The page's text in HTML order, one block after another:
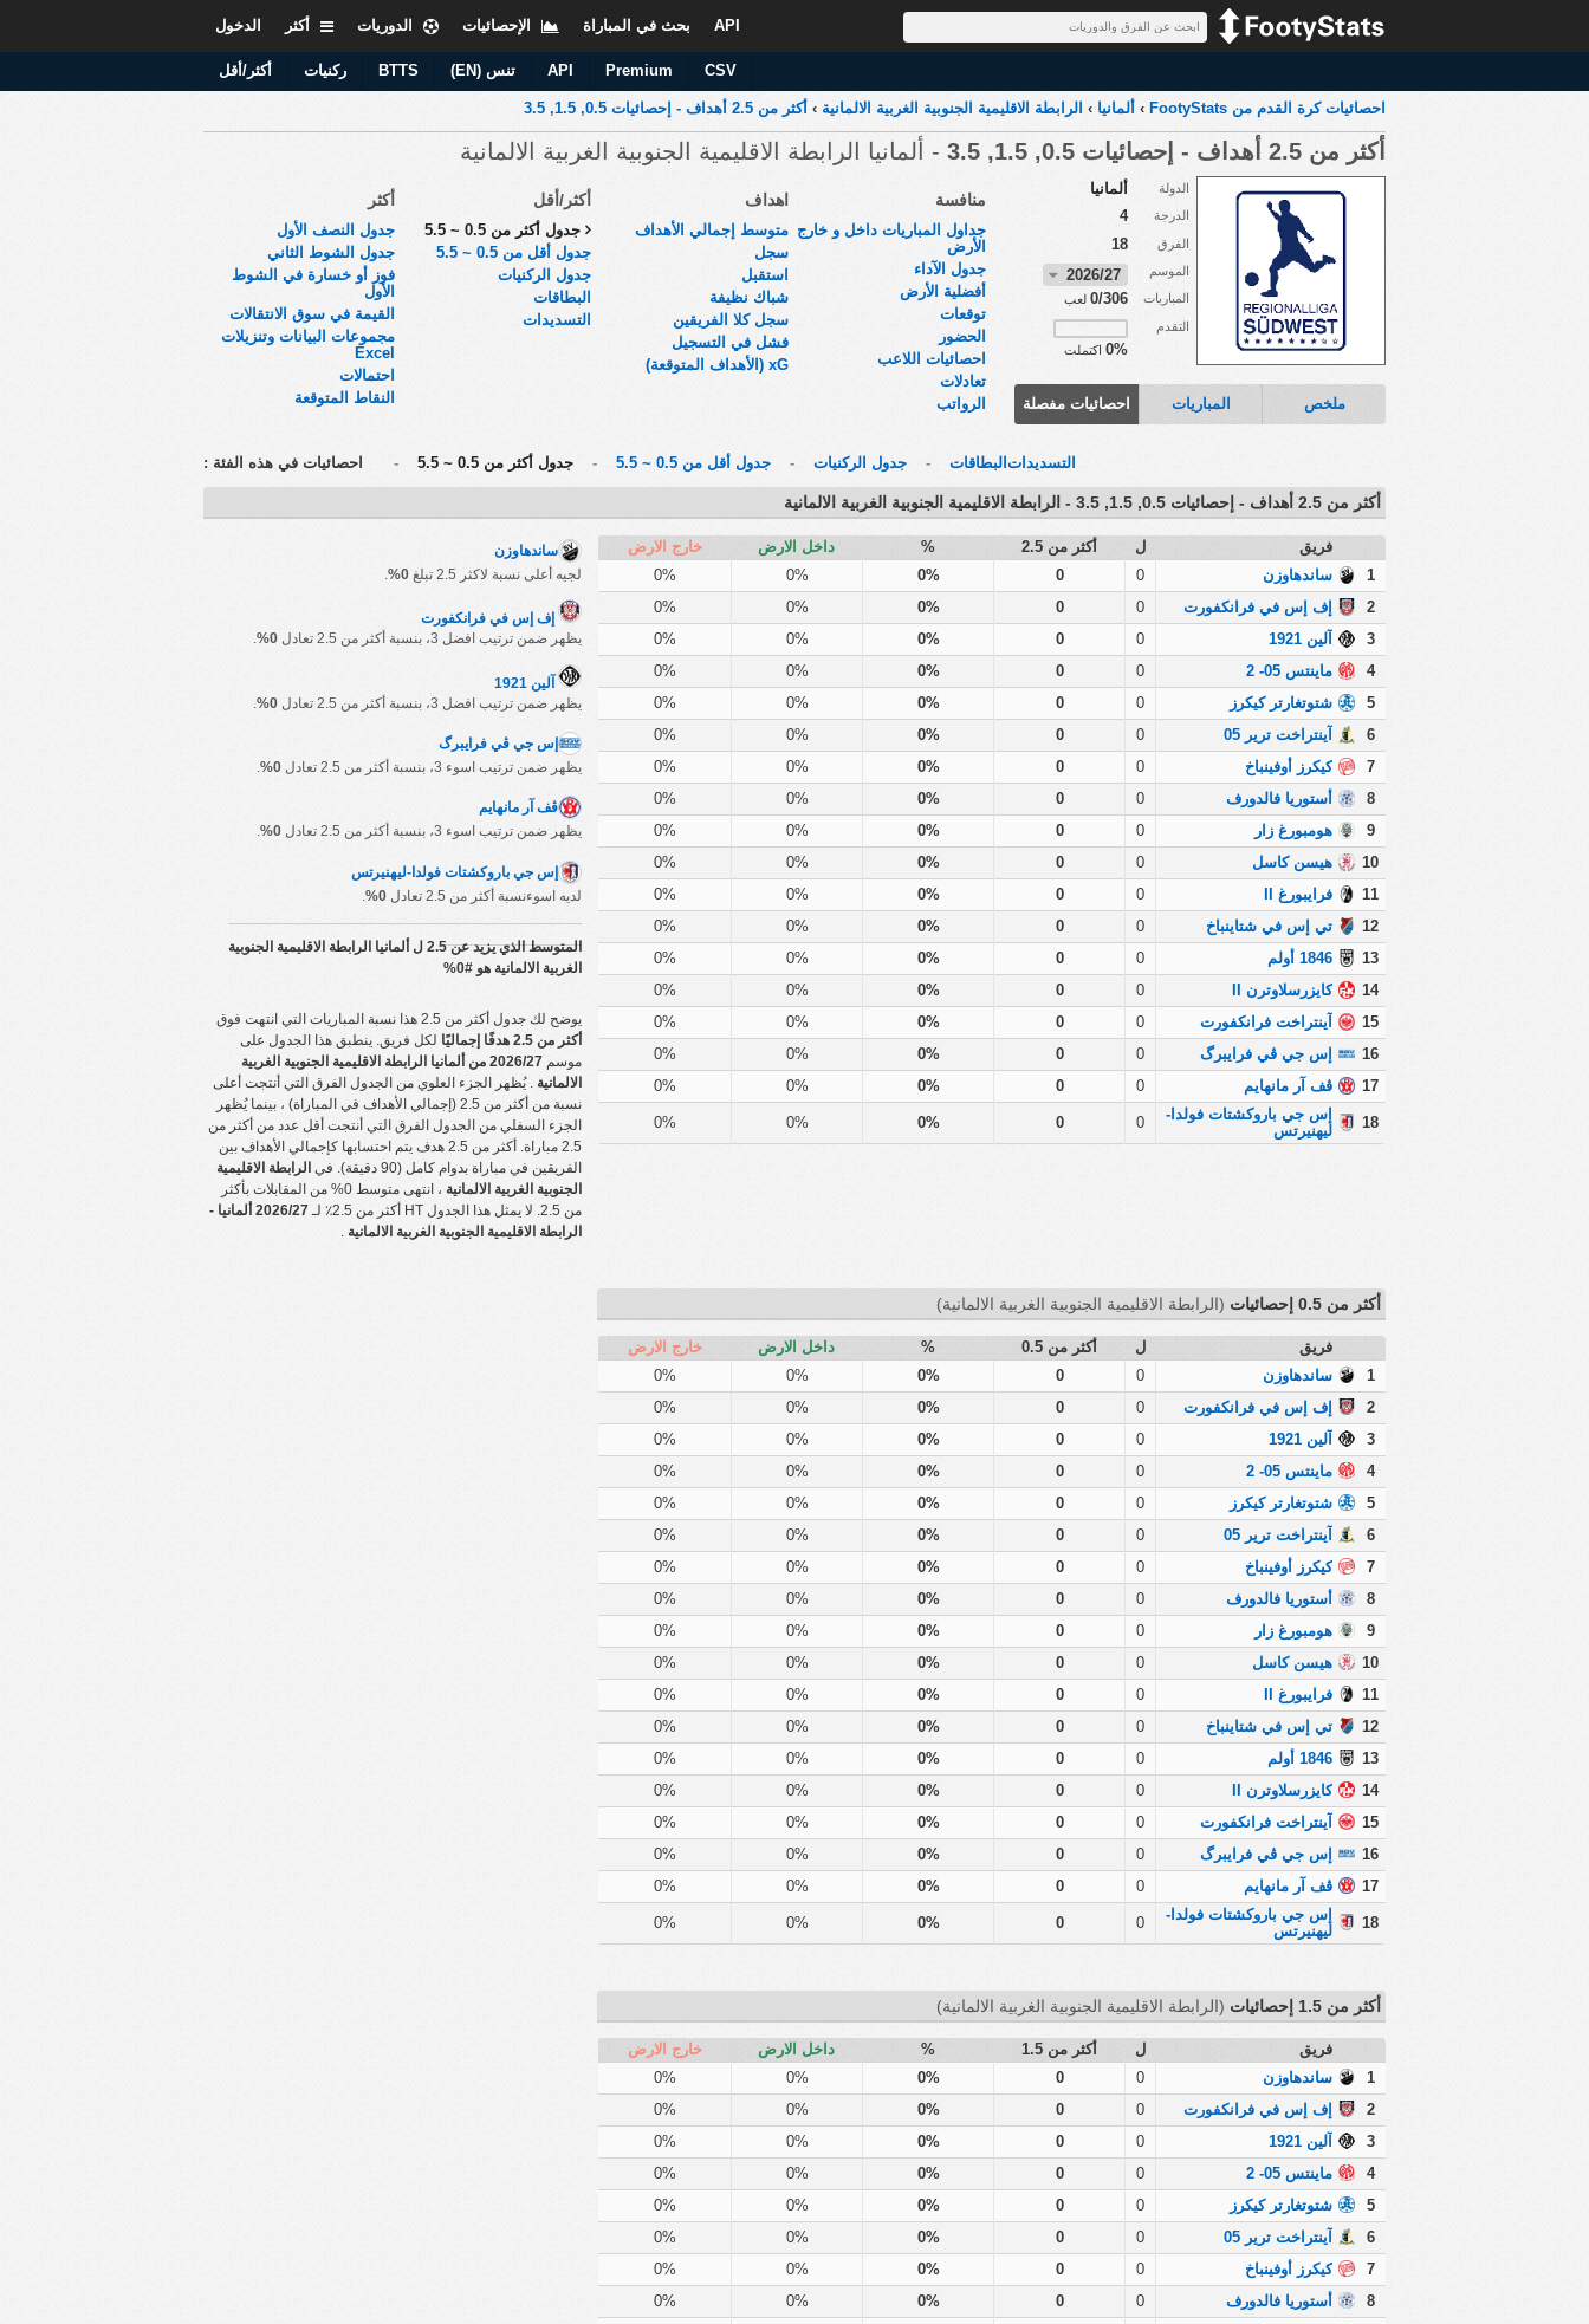
الدخول أكثر الدوريات الإحصائيات بحث في المباراة API
أكثر/أقل ركنيات BTTS تنس (EN) API Premium CSV
احصائيات كرة القدم من FootyStats › ألمانيا › الرابطة الاقليمية الجنوبية الغربية الالمانية › أكثر من 2.5 أهداف - إحصائيات 0.5, 1.5, 3.5
أكثر من 2.5 أهداف - إحصائيات 0.5, 1.5, 3.5 - ألمانيا الرابطة الاقليمية الجنوبية الغربية الالمانية
الدولة ألمانيا
الدرجة 4
الفرق 18
الموسم 2026/27
المباريات 0/306لعب
التقدم
0%اكتملت
احصائيات مفصلة المباريات ملخص
منافسة
جداول المباريات داخل و خارج
الأرض
جدول الآداء
أفضلية الأرض
توقعات
الحضور
احصائيات اللاعب
تعادلات
الرواتب
اهداف
متوسط إجمالي الأهداف
سجل
استقبل
شباك نظيفة
سجل كلا الفريقين
فشل في التسجيل
xG (الأهداف المتوقعة)
أكثر/أقل
جدول أكثر من 0.5 ~ 5.5
جدول أقل من 0.5 ~ 5.5
جدول الركنيات
البطاقات
التسديدات
أكثر
جدول النصف الأول
جدول الشوط الثاني
فوز أو خسارة في الشوط
الأول
القيمة في سوق الانتقالات
مجموعات البيانات وتنزيلات
Excel
احتمالات
النقاط المتوقعة
احصائيات في هذه الفئة : جدول أكثر من 0.5 ~ 5.5 - جدول أقل من 0.5 ~ 5.5 - جدول الركنيات - البطاقات - التسديدات
أكثر من 2.5 أهداف - إحصائيات 0.5, 1.5, 3.5 - الرابطة الاقليمية الجنوبية الغربية الالمانية
فريق ل أكثر من 2.5 % داخل الارض
خارج الارض
1
ساندهاوزن 0
0
0%
0%
0%
2
إف إس في فرانكفورت 0
0
0%
0%
0%
3
آلين 1921 0
0
0%
0%
0%
4
ماينتس 05- 2 0
0
0%
0%
0%
5
شتوتغارتر كيكرز 0
0
0%
0%
0%
6
آينتراخت ترير 05 0
0
0%
0%
0%
7
كيكرز أوفينباخ 0
0
0%
0%
0%
8
أستوريا فالدورف 0
0
0%
0%
0%
9
هومبورغ زار 0
0
0%
0%
0%
10
هيسن كاسل 0
0
0%
0%
0%
11
فرايبورغ II 0
0
0%
0%
0%
12
تي إس في شتاينباخ 0
0
0%
0%
0%
13
1846 أولم 0
0
0%
0%
0%
14
كايزرسلاوترن II 0
0
0%
0%
0%
15
آينتراخت فرانكفورت 0
0
0%
0%
0%
16
إس جي ڤي فرايبرگ 0
0
0%
0%
0%
17
ڤف آر مانهايم 0
0
0%
0%
0%
18
إس جي باروكشتات فولدا-
ليهنيرتس
0
0
0%
0%
0%
ساندهاوزن
لجيه أعلى نسبة لاكثر 2.5 تبلغ
0%
.
إف إس في فرانكفورت
يظهر ضمن ترتيب افضل 3، بنسبة أكثر من 2.5 تعادل
0%
.
آلين 1921
يظهر ضمن ترتيب افضل 3، بنسبة أكثر من 2.5 تعادل
0%
.
إس جي ڤي فرايبرگ
يظهر ضمن ترتيب اسوء 3، بنسبة أكثر من 2.5 تعادل
0%
.
ڤف آر مانهايم
يظهر ضمن ترتيب اسوء 3، بنسبة أكثر من 2.5 تعادل
0%
.
إس جي باروكشتات فولدا-ليهنيرتس
لديه اسوءنسبة أكثر من 2.5 تعادل
0%
.
المتوسط الذي يزيد عن 2.5 ل
ألمانيا الرابطة الاقليمية الجنوبية
الغربية الالمانية هو #0%
يوضح لك جدول أكثر من 2.5 هذا نسبة المباريات التي انتهت فوق
أكثر من 2.5 هدفًا إجماليًا
لكل فريق. ينطبق هذا الجدول على
موسم
2026/27 من ألمانيا الرابطة الاقليمية الجنوبية الغربية
الالمانية . يُظهر الجزء العلوي من الجدول الفرق التي أنتجت أعلى
نسبة من أكثر من 2.5 (إجمالي الأهداف في المباراة) ، بينما يُظهر
الجزء السفلي من الجدول الفرق التي أنتجت أقل عدد من أكثر من
2.5 مباراة. أكثر من 2.5 هدف يتم احتسابها كإجمالي الأهداف بين
الفريقين في مباراة بدوام كامل (90 دقيقة). في
الرابطة الاقليمية
الجنوبية الغربية الالمانية
، انتهى متوسط 0% من المقابلات بأكثر
من 2.5. لا يمثل هذا الجدول HT أكثر من 2.5٪ لـ
2026/27 ألمانيا -
الرابطة الاقليمية الجنوبية الغربية الالمانية .
أكثر من 0.5 إحصائيات (الرابطة الاقليمية الجنوبية الغربية الالمانية)
فريق ل أكثر من 0.5 % داخل الارض
خارج الارض
1
ساندهاوزن 0
0
0%
0%
0%
2
إف إس في فرانكفورت 0
0
0%
0%
0%
3
آلين 1921 0
0
0%
0%
0%
4
ماينتس 05- 2 0
0
0%
0%
0%
5
شتوتغارتر كيكرز 0
0
0%
0%
0%
6
آينتراخت ترير 05 0
0
0%
0%
0%
7
كيكرز أوفينباخ 0
0
0%
0%
0%
8
أستوريا فالدورف 0
0
0%
0%
0%
9
هومبورغ زار 0
0
0%
0%
0%
10
هيسن كاسل 0
0
0%
0%
0%
11
فرايبورغ II 0
0
0%
0%
0%
12
تي إس في شتاينباخ 0
0
0%
0%
0%
13
1846 أولم 0
0
0%
0%
0%
14
كايزرسلاوترن II 0
0
0%
0%
0%
15
آينتراخت فرانكفورت 0
0
0%
0%
0%
16
إس جي ڤي فرايبرگ 0
0
0%
0%
0%
17
ڤف آر مانهايم 0
0
0%
0%
0%
18
إس جي باروكشتات فولدا-
ليهنيرتس
0
0
0%
0%
0%
أكثر من 1.5 إحصائيات (الرابطة الاقليمية الجنوبية الغربية الالمانية)
فريق ل أكثر من 1.5 % داخل الارض
خارج الارض
1
ساندهاوزن 0
0
0%
0%
0%
2
إف إس في فرانكفورت 0
0
0%
0%
0%
3
آلين 1921 0
0
0%
0%
0%
4
ماينتس 05- 2 0
0
0%
0%
0%
5
شتوتغارتر كيكرز 0
0
0%
0%
0%
6
آينتراخت ترير 05 0
0
0%
0%
0%
7
كيكرز أوفينباخ 0
0
0%
0%
0%
8
أستوريا فالدورف 0
0
0%
0%
0%